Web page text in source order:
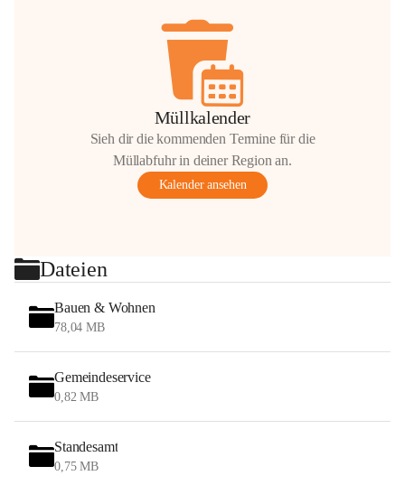
Müllkalender
Sieh dir die kommenden Termine für die
Müllabfuhr in deiner Region an.
Kalender ansehen
Dateien
Bauen & Wohnen
78,04 MB
Gemeindeservice
0,82 MB
Standesamt
0,75 MB